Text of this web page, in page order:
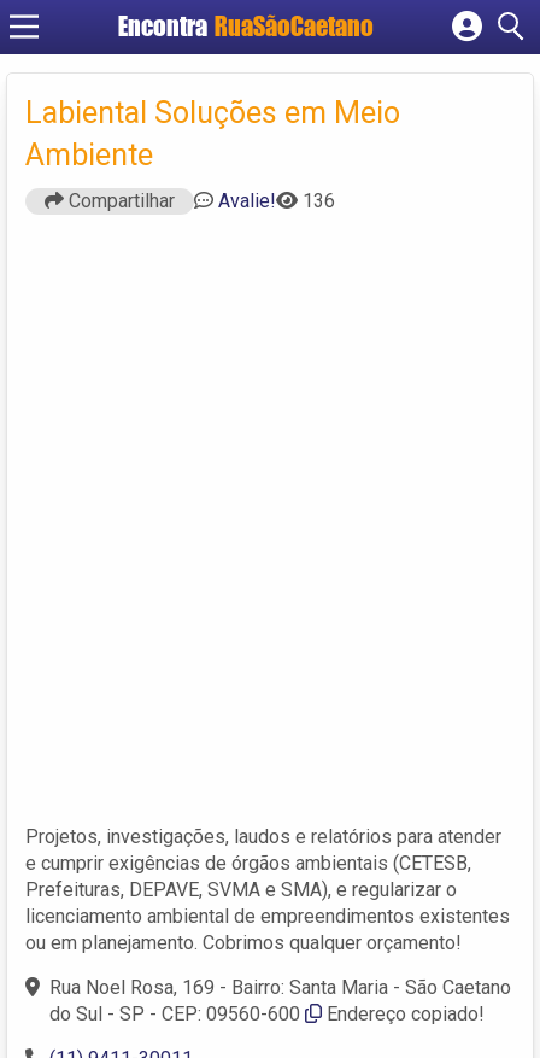
Encontra RuaSãoCaetano
Cadastrar empresa
Criar conta
Labiental Soluções em Meio
Ambiente
Compartilhar Avalie! 136
Projetos, investigações, laudos e relatórios para atender
e cumprir exigências de órgãos ambientais (CETESB,
Prefeituras, DEPAVE, SVMA e SMA), e regularizar o
licenciamento ambiental de empreendimentos existentes
ou em planejamento. Cobrimos qualquer orçamento!
Rua Noel Rosa, 169 - Bairro: Santa Maria - São Caetano
do Sul - SP - CEP: 09560-600
Endereço copiado!